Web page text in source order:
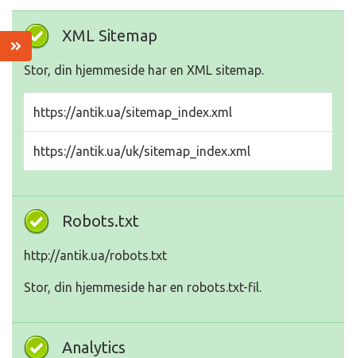
XML Sitemap
Stor, din hjemmeside har en XML sitemap.
https://antik.ua/sitemap_index.xml
https://antik.ua/uk/sitemap_index.xml
Robots.txt
http://antik.ua/robots.txt
Stor, din hjemmeside har en robots.txt-fil.
Analytics